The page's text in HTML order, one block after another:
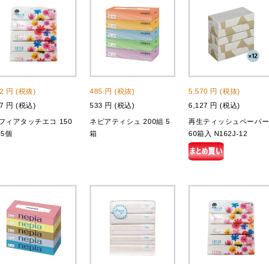
円 (税抜)
円 (税込)
ィアタッチエコ 150
個
485 円 (税抜)
533 円 (税込)
ネピアティシュ 200組 5
箱
5,570 円 (税抜)
6,127 円 (税込)
再生ティッシュペーパー
60箱入 N162J-12